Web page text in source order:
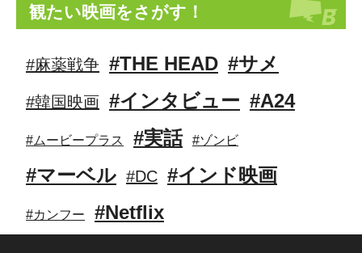
観たい映画をさがす！
#麻薬戦争 #THE HEAD #サメ
#韓国映画 #インタビュー #A24
#ムービープラス #実話 #ゾンビ
#マーベル #DC #インド映画
#カンフー #Netflix